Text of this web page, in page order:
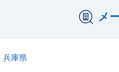
メ
兵庫県